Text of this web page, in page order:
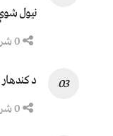
نيول
د